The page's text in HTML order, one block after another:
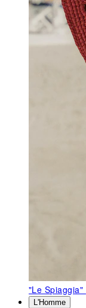
"Le Spiaggia"
L'Homme